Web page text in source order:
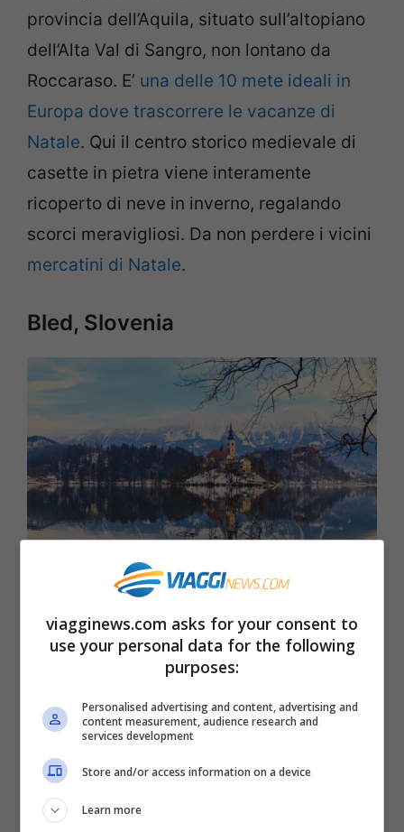
provincia dell’Aquila, situato sull’altopiano
dell’Alta Val di Sangro, non lontano da
Roccaraso. E’ una delle 10 mete ideali in
Europa dove trascorrere le vacanze di
Natale. Qui il centro storico medievale di
casette in pietra viene interamente
ricoperto di neve in inverno, regalando
scorci meravigliosi. Da non perdere i vicini
mercatini di Natale.
Bled, Slovenia
Lo spettacolo della natura delLago di
quando è ricoperto di neve in inverno.
della Vergine al centro del lago diventa un
luogo magico dove andare per la messa di
viagginews.com asks for your consent to
use your personal data for the following
purposes:
Personalised advertising and content, advertising and
content measurement, audience research and
services development
Store and/or access information on a device
Learn more